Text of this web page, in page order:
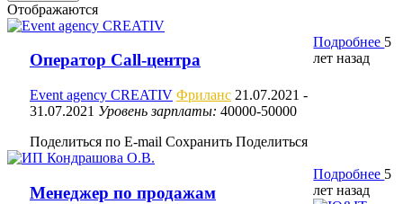
Отображаются
Оператор Call-центра
Event agency CREATIV Фриланс 21.07.2021 -
31.07.2021 Уровень зарплаты: 40000-50000
Поделиться по E-mail Сохранить Поделиться
Подробнее 5
лет назад
Менеджер по продажам
Подробнее 5
лет назад